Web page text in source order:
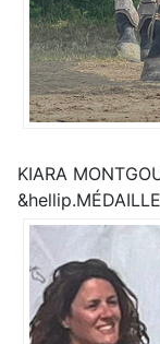
KIARA